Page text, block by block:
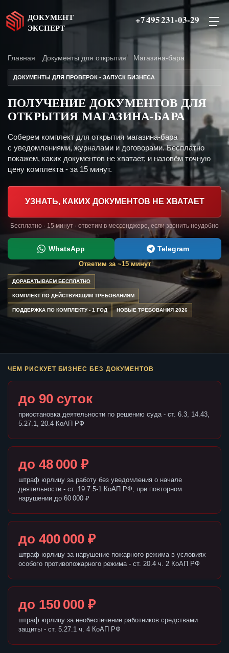
ДОКУМЕНТ
ЭКСПЕРТ
+7 495 231-03-29
Главная Документы для открытия Магазина-бара
ДОКУМЕНТЫ ДЛЯ ПРОВЕРОК • ЗАПУСК БИЗНЕСА
ПОЛУЧЕНИЕ ДОКУМЕНТОВ ДЛЯ
ОТКРЫТИЯ МАГАЗИНА-БАРА
Соберем комплект для открытия магазина-бара
с уведомлениями, журналами и договорами. Бесплатно
покажем, каких документов не хватает, и назовём точную
цену комплекта - за 15 минут.
УЗНАТЬ, КАКИХ ДОКУМЕНТОВ НЕ ХВАТАЕТ
Бесплатно · 15 минут · ответим в мессенджере, если звонить неудобно
WhatsApp Telegram
Ответим за ~15 минут
ДОРАБАТЫВАЕМ БЕСПЛАТНО
КОМПЛЕКТ ПО ДЕЙСТВУЮЩИМ ТРЕБОВАНИЯМ
ПОДДЕРЖКА ПО КОМПЛЕКТУ - 1 ГОД НОВЫЕ ТРЕБОВАНИЯ 2026
ЧЕМ РИСКУЕТ БИЗНЕС БЕЗ ДОКУМЕНТОВ
до 90 суток
приостановка деятельности по решению суда - ст. 6.3, 14.43,
5.27.1, 20.4 КоАП РФ
до 48 000 ₽
штраф юрлицу за работу без уведомления о начале
деятельности - ст. 19.7.5-1 КоАП РФ, при повторном
нарушении до 60 000 ₽
до 400 000 ₽
штраф юрлицу за нарушение пожарного режима в условиях
особого противопожарного режима - ст. 20.4 ч. 2 КоАП РФ
до 150 000 ₽
штраф юрлицу за необеспечение работников средствами
защиты - ст. 5.27.1 ч. 4 КоАП РФ